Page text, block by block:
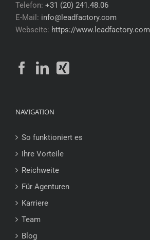
Telefon: +31 (20) 241.48.06
E-Mail: info@leadfactory.com
Webseite: https://www.leadfactory.com
NAVIGATION
So funktioniert es
Ihre Vorteile
Reichweite
Für Agenturen
Karriere
Team
Blog